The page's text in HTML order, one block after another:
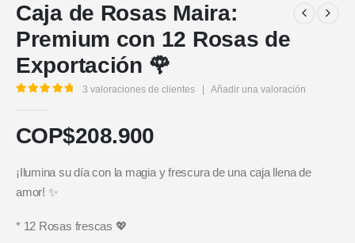
Caja de Rosas Maira:
Premium con 12 Rosas de
Exportación 🌹
3 valoraciones de clientes Añadir una valoración
COP$208.900
¡Ilumina su día con la magia y frescura de una caja llena de
amor! ✨
* 12 Rosas frescas 💖